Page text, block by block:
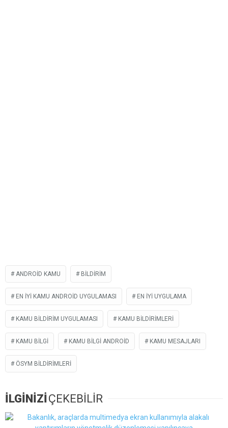
ANDROID KAMU BILDIRIM
EN IYI KAMU ANDROID UYGULAMASI EN IYI UYGULAMA
KAMU BILDIRIM UYGULAMASI KAMU BILDIRIMLERI
KAMU BILGI KAMU BILGI ANDROID KAMU MESAJLARI
ÖSYM BILDIRIMLERI
İLGİNİZİÇEKEBİLİR